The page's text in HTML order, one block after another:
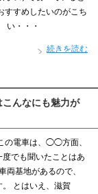
すすめしたいのがこち
い・・・
続きを読む
こんなにも魅力が
の電車は、◯◯方面、
でも聞いたことはあ
両基地があるので、
とはいえ、滋賀